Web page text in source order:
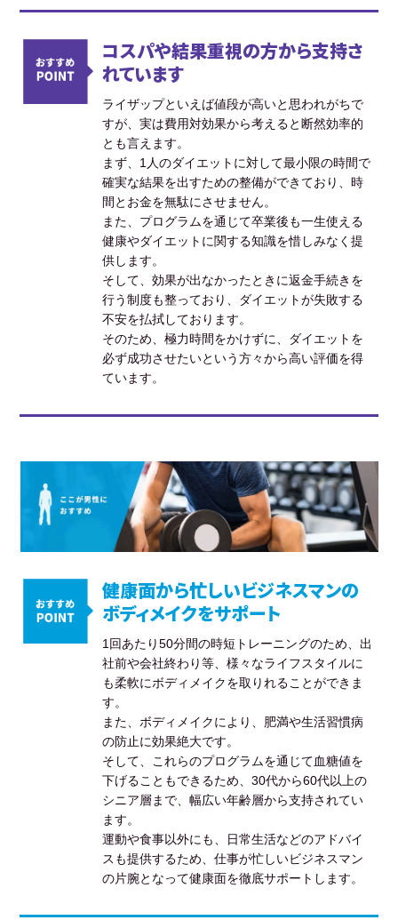
コスパや結果重視の方から支持さ
れています
ライザップといえば値段が高いと思われがちで
すが、実は費用対効果から考えると断然効率的
とも言えます。
まず、1人のダイエットに対して最小限の時間で
確実な結果を出すための整備ができており、時
間とお金を無駄にさせません。
また、プログラムを通じて卒業後も一生使える
健康やダイエットに関する知識を惜しみなく提
供します。
そして、効果が出なかったときに返金手続きを
行う制度も整っており、ダイエットが失敗する
不安を払拭しております。
そのため、極力時間をかけずに、ダイエットを
必ず成功させたいという方々から高い評価を得
ています。
健康面から忙しいビジネスマンの
ボディメイクをサポート
1回あたり50分間の時短トレーニングのため、出
社前や会社終わり等、様々なライフスタイルに
も柔軟にボディメイクを取りれることができま
す。
また、ボディメイクにより、肥満や生活習慣病
の防止に効果絶大です。
そして、これらのプログラムを通じて血糖値を
下げることもできるため、30代から60代以上の
シニア層まで、幅広い年齢層から支持されてい
ます。
運動や食事以外にも、日常生活などのアドバイ
スも提供するため、仕事が忙しいビジネスマン
の片腕となって健康面を徹底サポートします。